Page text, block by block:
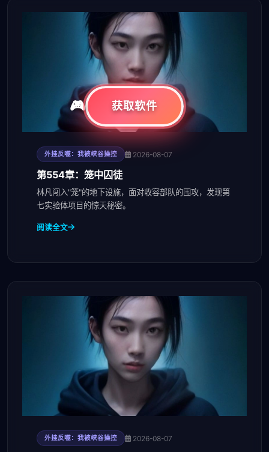
外挂反噬：我被峡谷操控 2026-08-07
第554章：笼中囚徒
林凡闯入"笼"的地下设施，面对收容部队的围攻，发现第
七实验体项目的惊天秘密。
阅读全文
外挂反噬：我被峡谷操控 2026-08-07
获取软件